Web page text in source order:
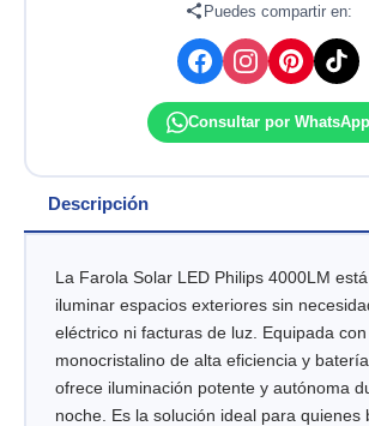
Puedes compartir en:
Consultar por WhatsApp
Descripción
La Farola Solar LED Philips 4000LM
iluminar espacios exteriores sin
eléctrico ni facturas de luz. Equipada
monocristalino de alta eficiencia y
ofrece iluminación potente y autónoma
noche. Es la solución ideal para quienes